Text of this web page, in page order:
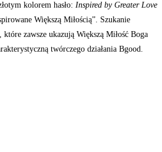
kolorem hasło: Inspired by Greater Love
Większą Miłością”. Szukanie
zawsze ukazują Większą Miłość Boga
twórczego działania Bgood.